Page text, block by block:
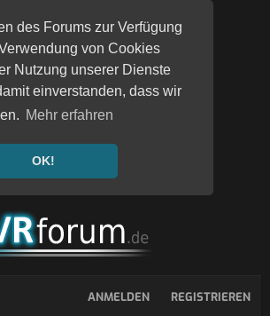
des Forums zur Verfügung
von Cookies
Nutzung unserer Dienste
einverstanden, dass wir
Mehr erfahren
OK!
ANMELDEN REGISTRIEREN